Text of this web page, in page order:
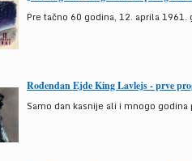
Pre tačno 60 godina, 12. aprila
Rođendan Ejde King Lavlejs - prve
Samo dan kasnije ali i mnogo